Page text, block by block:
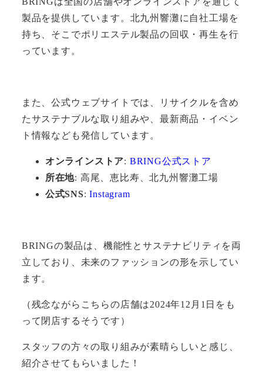
製品を提供しています。北九州響灘に自社工場を
持ち、そこでポリエステル製品の回収・再生を行
っています。
また、公式ウェブサイトでは、リサイクルを含め
たサステナブルな取り組みや、最新商品・イベン
ト情報なども発信しています。
オンラインストア: BRING公式ストア
所在地: 高尾、恵比寿、北九州響灘工場
公式SNS:Instagram
BRINGの製品は、機能性とサステナビリティを両
立しており、未来のファッションの形を示してい
ます。
（残念ながらこちらの店舗は2024年12月1日をも
って閉店するそうです）
スタッフの方々の取り組みが素晴らしいと感じ、
紹介させてもらいました！